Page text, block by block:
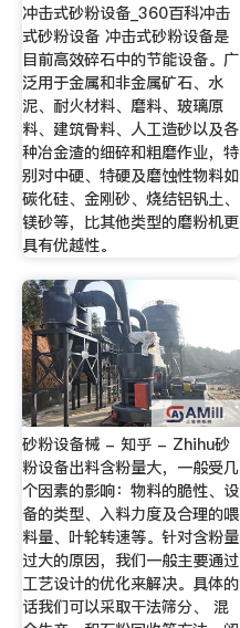
冲击式砂粉设备_360百科冲击
式砂粉设备 冲击式砂粉设备是
目前高效碎石中的节能设备。广
泛用于金属和非金属矿石、水
泥、耐火材料、磨料、玻璃原
料、建筑骨料、人工造砂以及各
种冶金渣的细碎和粗磨作业，特
别对中硬、特硬及磨蚀性物料如
碳化硅、金刚砂、烧结铝钒土、
镁砂等，比其他类型的磨粉机更
具有优越性。
砂粉设备械 - 知乎 - Zhihu砂
粉设备出料含粉量大，一般受几
个因素的影响：物料的脆性、设
备的类型、入料力度及合理的喂
料量、叶轮转速等。针对含粉量
过大的原因，我们一般主要通过
工艺设计的优化来解决。具体的
话我们可以采取干法筛分、 混